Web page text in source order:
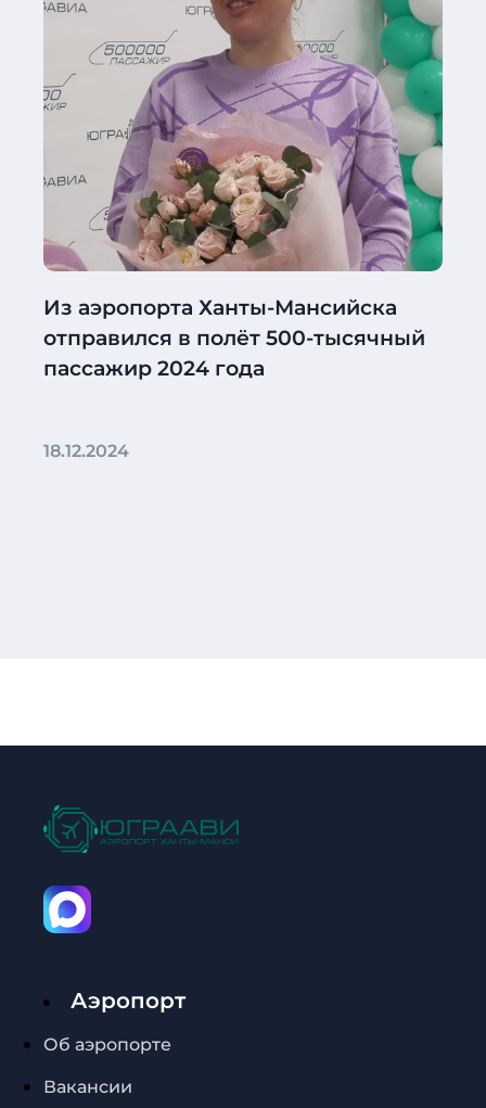
Из аэропорта Ханты-Мансийска
отправился в полёт 500-тысячный
пассажир 2024 года
18.12.2024
Аэропорт
Об аэропорте
Вакансии